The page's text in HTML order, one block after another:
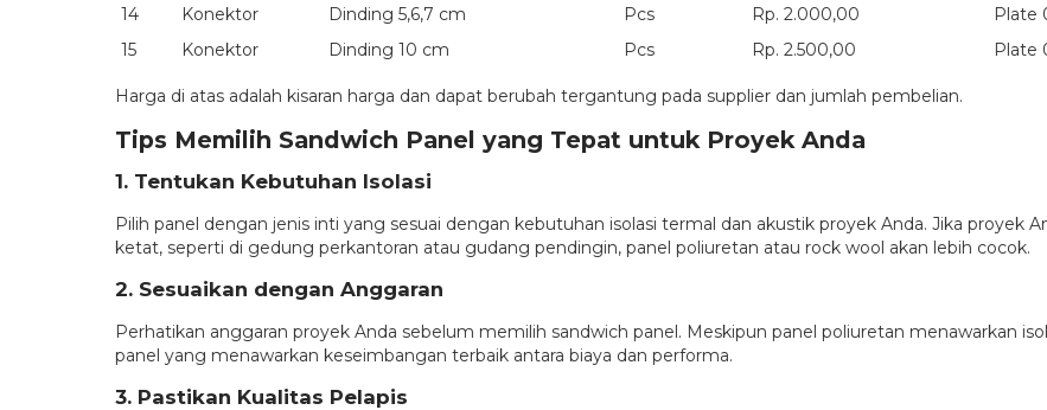
14
Konektor Dinding 5,6,7 cm Pcs Rp. 2.000,00
Plate
15
Konektor Dinding 10 cm Pcs Rp. 2.500,00 Plate
Harga di atas adalah kisaran harga dan dapat berubah tergantung pada supplier dan jumlah pembelian.
Tips Memilih Sandwich Panel yang Tepat untuk Proyek Anda
1. Tentukan Kebutuhan Isolasi
Pilih panel dengan jenis inti yang sesuai dengan kebutuhan isolasi termal dan akustik proyek Anda. Jika proyek
ketat, seperti di gedung perkantoran atau gudang pendingin, panel poliuretan atau rock wool akan lebih cocok.
2. Sesuaikan dengan Anggaran
Perhatikan anggaran proyek Anda sebelum memilih sandwich panel. Meskipun panel poliuretan menawarkan
panel yang menawarkan keseimbangan terbaik antara biaya dan performa.
3. Pastikan Kualitas Pelapis